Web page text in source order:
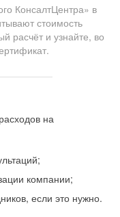
КонсалтЦентра» в
стоимость
расчёт и узнайте, во
на
компании;
если это нужно.